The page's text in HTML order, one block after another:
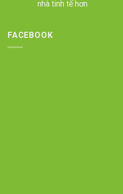
nhà tinh tế hơn
FACEBOOK